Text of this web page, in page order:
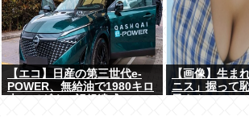
【エコ】日産の第三世代e-
POWER、無給油で1980キロ
【画像】生ま
ニス」握って